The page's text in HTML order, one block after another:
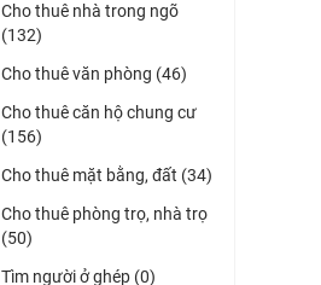
Cho thuê nhà trong ngõ
(132)
Cho thuê văn phòng (46)
Cho thuê căn hộ chung cư
(156)
Cho thuê mặt bằng, đất (34)
Cho thuê phòng trọ, nhà trọ
(50)
Tìm người ở ghép (0)